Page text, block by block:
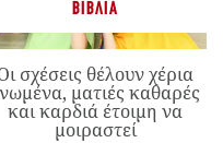
ΒΙΒΛΊΑ
σχέσεις θέλουν χέρια
ματιές καθαρές
και καρδιά έτοιμη να
μοιραστεί